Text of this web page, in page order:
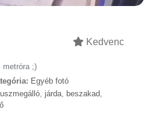
Kedvenc
metróra ;)
Egyéb fotó
, járda, beszakad,